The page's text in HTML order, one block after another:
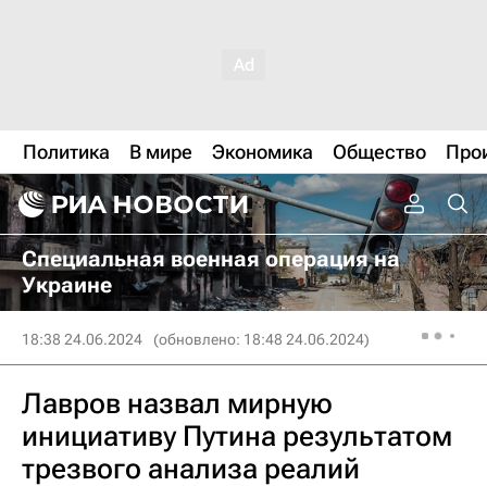
Политика В мире Экономика Общество
Специальная военная операция на
Украине
18:38 24.06.2024 (обновлено: 18:48 24.06.2024)
Лавров назвал мирную
инициативу Путина результатом
трезвого анализа реалий